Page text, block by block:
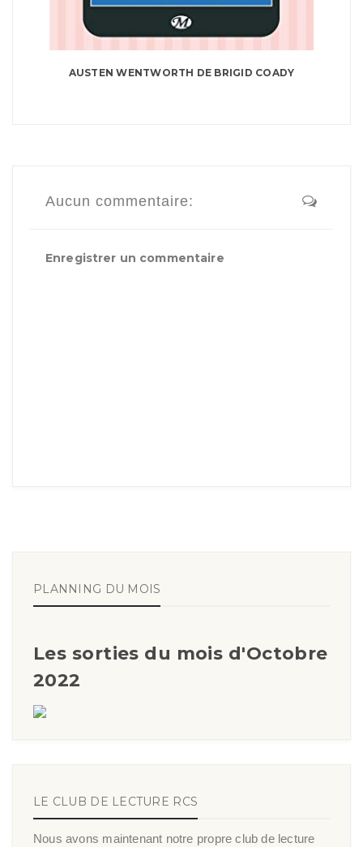
AUSTEN WENTWORTH DE BRIGID COADY
Aucun commentaire:
Enregistrer un commentaire
PLANNING DU MOIS
Les sorties du mois d'Octobre
2022
LE CLUB DE LECTURE RCS
Nous avons maintenant notre propre club de lecture